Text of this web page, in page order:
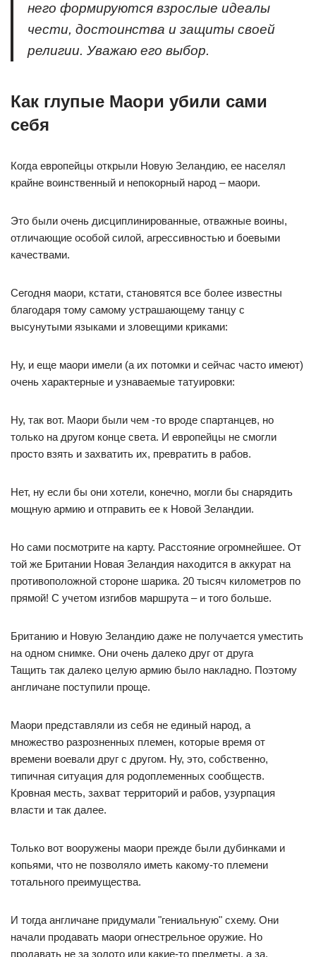
него формируются взрослые идеалы
чести, достоинства и защиты своей
религии. Уважаю его выбор.
Как глупые Маори убили сами
себя⁠ ⁠
Когда европейцы открыли Новую Зеландию, ее населял
крайне воинственный и непокорный народ – маори.
Это были очень дисциплинированные, отважные воины,
отличающие особой силой, агрессивностью и боевыми
качествами.
Сегодня маори, кстати, становятся все более известны
благодаря тому самому устрашающему танцу с
высунутыми языками и зловещими криками:
Ну, и еще маори имели (а их потомки и сейчас часто имеют)
очень характерные и узнаваемые татуировки:
Ну, так вот. Маори были чем -то вроде спартанцев, но
только на другом конце света. И европейцы не смогли
просто взять и захватить их, превратить в рабов.
Нет, ну если бы они хотели, конечно, могли бы снарядить
мощную армию и отправить ее к Новой Зеландии.
Но сами посмотрите на карту. Расстояние огромнейшее. От
той же Британии Новая Зеландия находится в аккурат на
противоположной стороне шарика. 20 тысяч километров по
прямой! С учетом изгибов маршрута – и того больше.
Британию и Новую Зеландию даже не получается уместить
на одном снимке. Они очень далеко друг от друга
Тащить так далеко целую армию было накладно. Поэтому
англичане поступили проще.
Маори представляли из себя не единый народ, а
множество разрозненных племен, которые время от
времени воевали друг с другом. Ну, это, собственно,
типичная ситуация для родоплеменных сообществ.
Кровная месть, захват территорий и рабов, узурпация
власти и так далее.
Только вот вооружены маори прежде были дубинками и
копьями, что не позволяло иметь какому-то племени
тотального преимущества.
И тогда англичане придумали "гениальную" схему. Они
начали продавать маори огнестрельное оружие. Но
продавать не за золото или какие-то предметы, а за.